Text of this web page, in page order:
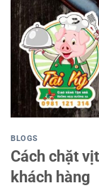
BLOGS
Cách chặt
khách hàng